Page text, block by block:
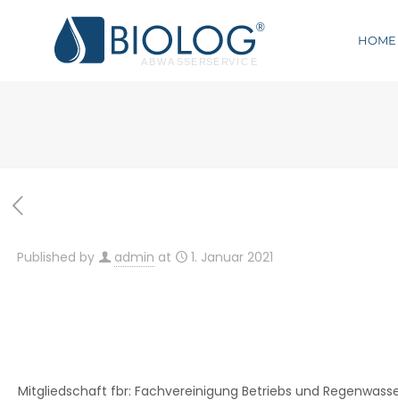
HOME
Published by admin at 1. Januar 2021
Mitgliedschaft fbr: Fachvereinigung Betriebs und